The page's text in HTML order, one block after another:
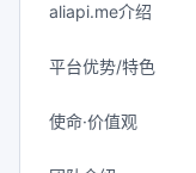
aliapi.me介绍
平台优势/特色
使命·价值观